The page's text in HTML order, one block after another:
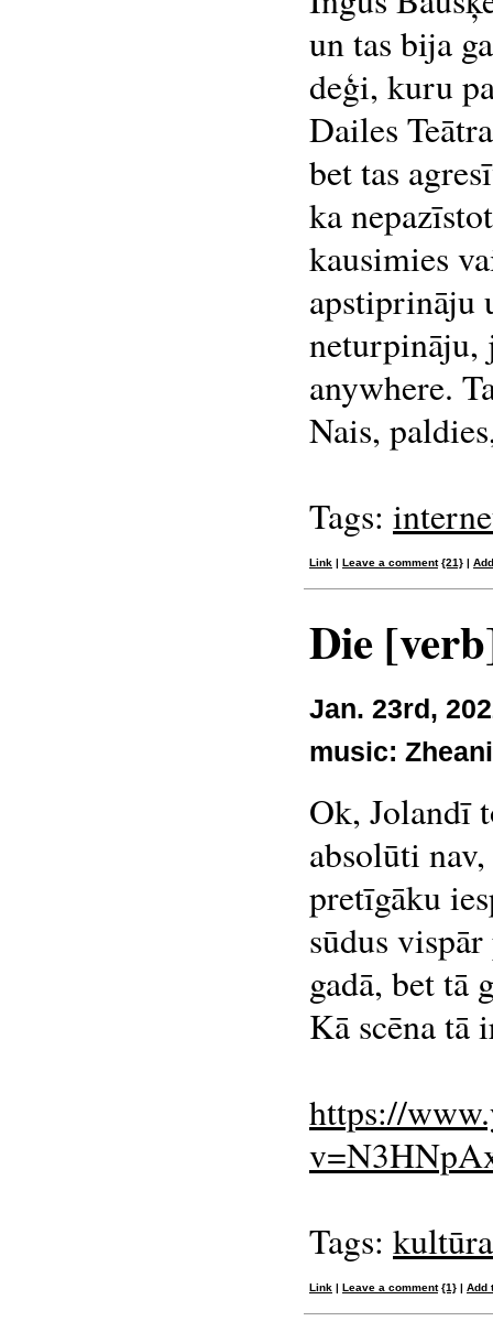
un tas bija
deģi, kuru
Dailes
bet tas
ka
kausimies
apstiprināju
neturpināju,
anywhere.
Nais,
Tags:
Link | Leave a comment {21} |
Die
Jan. 23rd,
music:
Ok, Jolandī
absolūti
pretīgāku
sūdus
gadā, bet tā
Kā scēna tā
https://
Tags: kultūra
Link | Leave a comment {1} | Add